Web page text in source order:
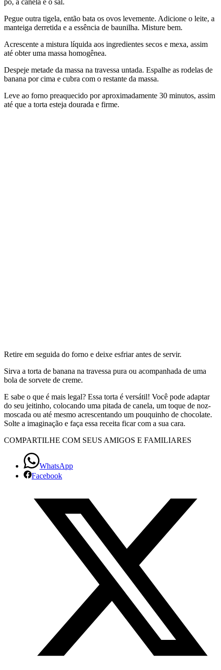
Pegue outra tigela, então bata os ovos levemente. Adicione o leite, a
manteiga derretida e a essência de baunilha. Misture bem.
Acrescente a mistura líquida aos ingredientes secos e mexa, assim
até obter uma massa homogênea.
Despeje metade da massa na travessa untada. Espalhe as rodelas de
banana por cima e cubra com o restante da massa.
Leve ao forno preaquecido por aproximadamente 30 minutos, assim
até que a torta esteja dourada e firme.
Retire em seguida do forno e deixe esfriar antes de servir.
Sirva a torta de banana na travessa pura ou acompanhada de uma
bola de sorvete de creme.
E sabe o que é mais legal? Essa torta é versátil! Você pode adaptar
do seu jeitinho, colocando uma pitada de canela, um toque de noz-
moscada ou até mesmo acrescentando um pouquinho de chocolate.
Solte a imaginação e faça essa receita ficar com a sua cara.
COMPARTILHE COM SEUS AMIGOS E FAMILIARES
WhatsApp
Facebook